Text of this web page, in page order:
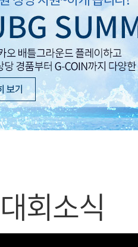
아레스 : 라이즈 오브 가
모바일게임
우마무스메 프리티 더비
SMiniz
프렌즈팝콘
프렌즈타운
대회소식